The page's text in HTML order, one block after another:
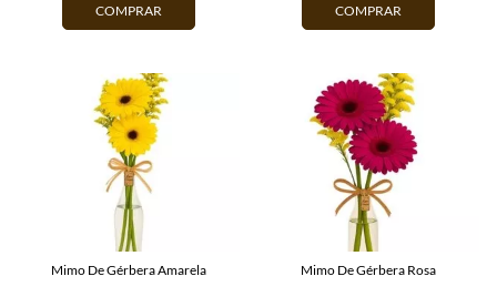
COMPRAR COMPRAR
Mimo De Gérbera Amarela Mimo De Gérbera Rosa